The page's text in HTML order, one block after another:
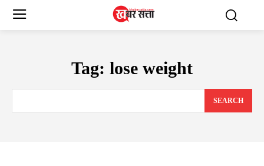
Tag: lose weight
SEARCH